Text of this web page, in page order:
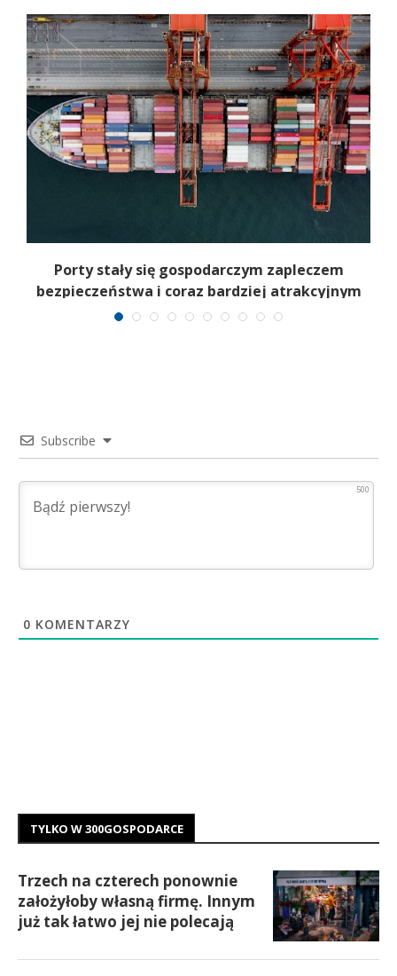
Porty stały się gospodarczym zapleczem
bezpieczeństwa i coraz bardziej atrakcyjnym
celem
Subscribe
500
0 KOMENTARZY
TYLKO W 300GOSPODARCE
Trzech na czterech ponownie
założyłoby własną firmę. Innym
już tak łatwo jej nie polecają